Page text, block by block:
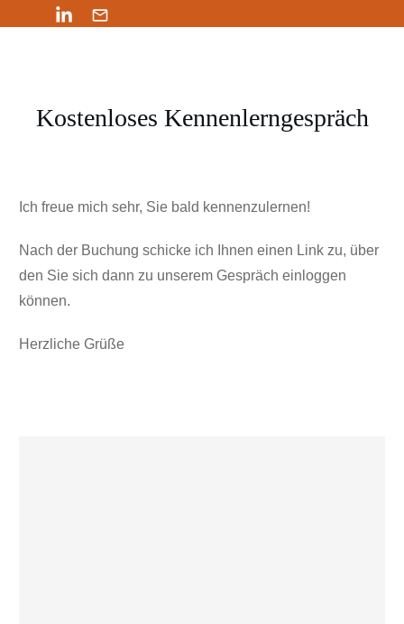
Kostenloses Kennenlerngespräch
Ich freue mich sehr, Sie bald kennenzulernen!
Nach der Buchung schicke ich Ihnen einen Link zu, über
den Sie sich dann zu unserem Gespräch einloggen
können.
Herzliche Grüße